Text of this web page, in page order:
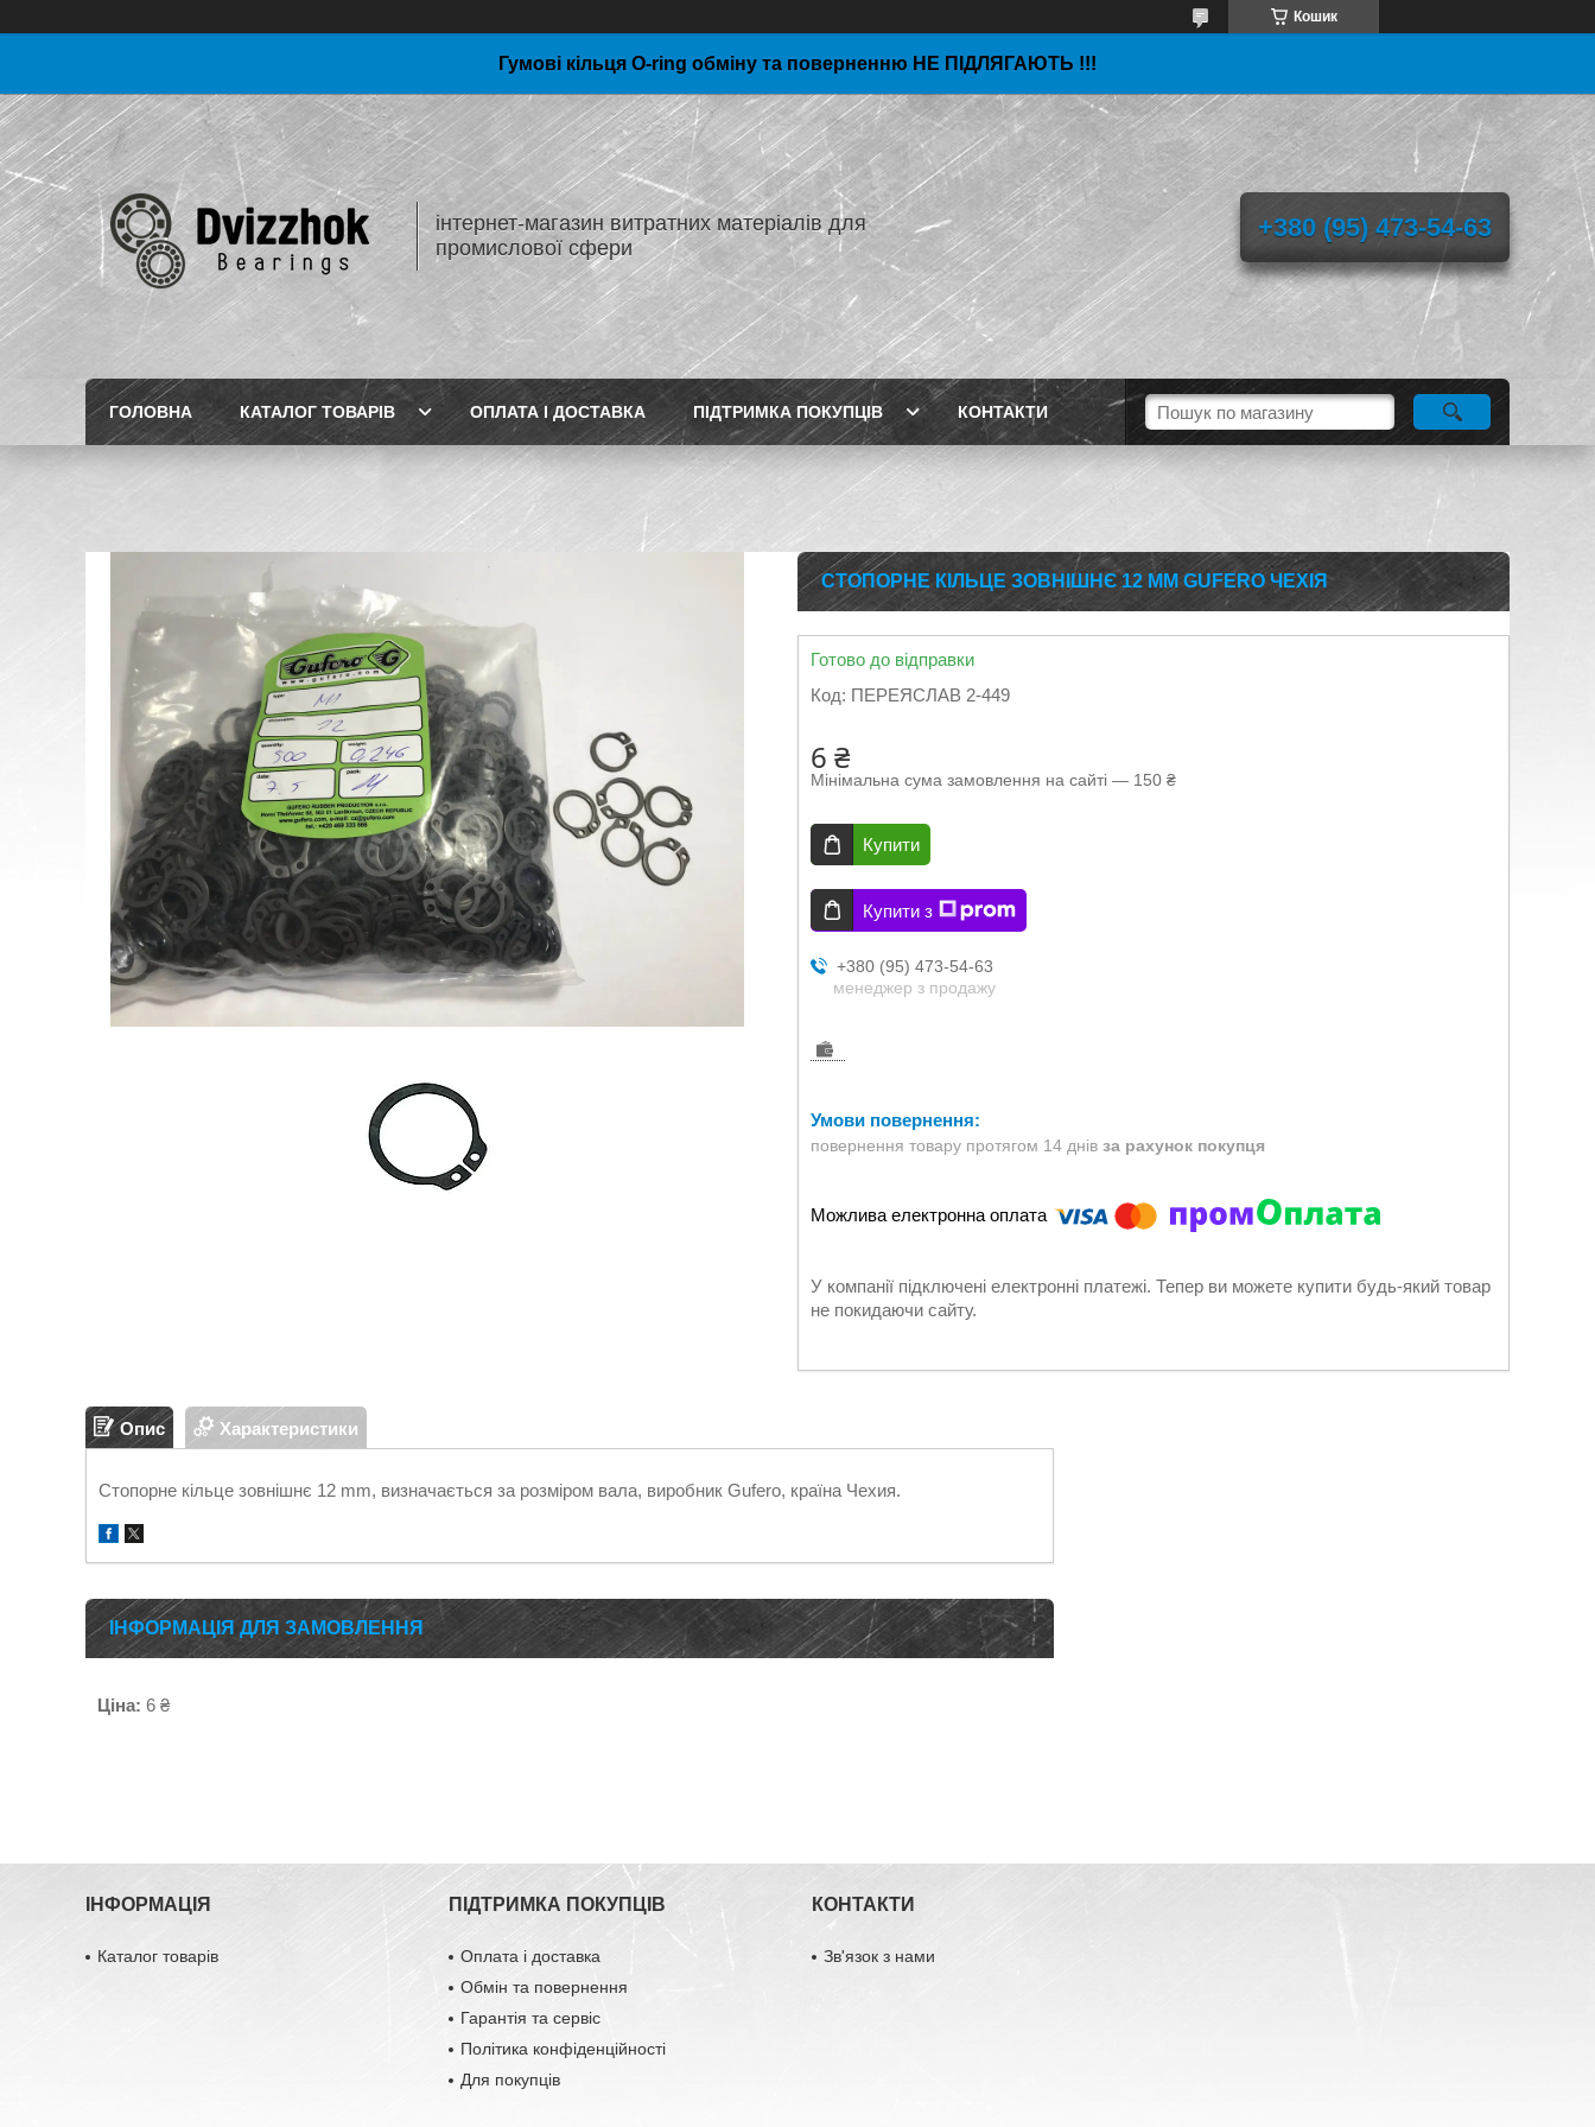
Кошик
Гумові кільця O-ring обміну та поверненню НЕ ПІДЛЯГАЮТЬ !!!
інтернет-магазин витратних матеріалів для
промислової сфери
+380 (95) 473-54-63
ГОЛОВНА КАТАЛОГ ТОВАРІВ ОПЛАТА І ДОСТАВКА ПІДТРИМКА ПОКУПЦІВ КОНТАКТИ
СТОПОРНЕ КІЛЬЦЕ ЗОВНІШНЄ 12 ММ GUFERO ЧЕХІЯ
Готово до відправки
Код: ПЕРЕЯСЛАВ 2-449
6 ₴
Мінімальна сума замовлення на сайті — 150 ₴
Купити
Купити з
+380 (95) 473-54-63
менеджер з продажу
повернення товару протягом 14 днів за рахунок покупця
У компанії підключені електронні платежі. Тепер ви можете купити будь-який товар
не покидаючи сайту.
Опис Характеристики
Стопорне кільце зовнішнє 12 mm, визначається за розміром вала, виробник Gufero, країна Чехия.
ІНФОРМАЦІЯ ДЛЯ ЗАМОВЛЕННЯ
Ціна: 6 ₴
ІНФОРМАЦІЯ
Каталог товарів
ПІДТРИМКА ПОКУПЦІВ
Оплата і доставка
Обмін та повернення
Гарантія та сервіс
Політика конфіденційності
Для покупців
КОНТАКТИ
Зв'язок з нами